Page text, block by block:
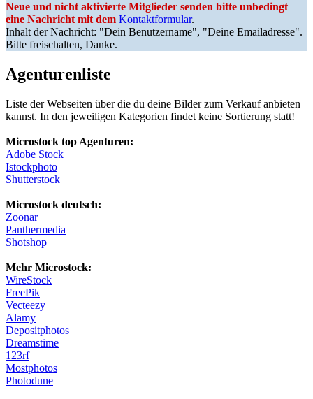
Neue und nicht aktivierte Mitglieder senden bitte unbedingt
eine Nachricht mit dem Kontaktformular.
Inhalt der Nachricht: "Dein Benutzername", "Deine Emailadresse".
Bitte freischalten, Danke.
Agenturenliste
Liste der Webseiten über die du deine Bilder zum Verkauf anbieten
kannst. In den jeweiligen Kategorien findet keine Sortierung statt!
Microstock top Agenturen:
Adobe Stock
Istockphoto
Shutterstock
Microstock deutsch:
Zoonar
Panthermedia
Shotshop
Mehr Microstock:
WireStock
FreePik
Vecteezy
Alamy
Depositphotos
Dreamstime
123rf
Mostphotos
Photodune